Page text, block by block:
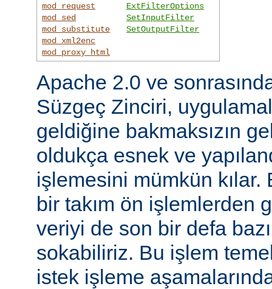
mod_request
mod_sed
mod_substitute
mod_xml2enc
mod_proxy_html
ExtFilterOptions
SetInputFilter
SetOutputFilter
Apache 2.0 ve
Süzgeç Zinciri,
geldiğine bakmaksızın
oldukça esnek ve
işlemesini mümkün
bir takım ön işlemlerden
veriyi de son bir defa
sokabiliriz. Bu işlem
istek işleme